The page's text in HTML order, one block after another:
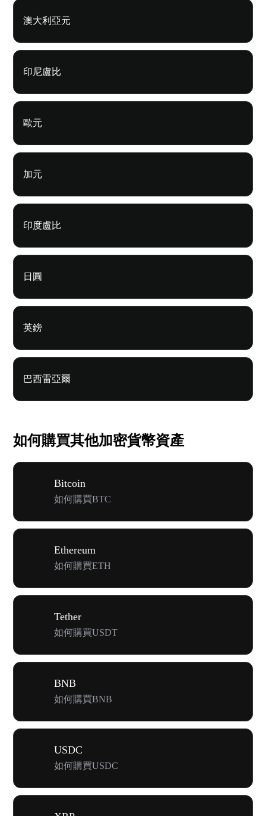
澳大利亞元
印尼盧比
歐元
加元
印度盧比
日圓
英鎊
巴西雷亞爾
如何購買其他加密貨幣資產
Bitcoin
如何購買BTC
Ethereum
如何購買ETH
Tether
如何購買USDT
BNB
如何購買BNB
USDC
如何購買USDC